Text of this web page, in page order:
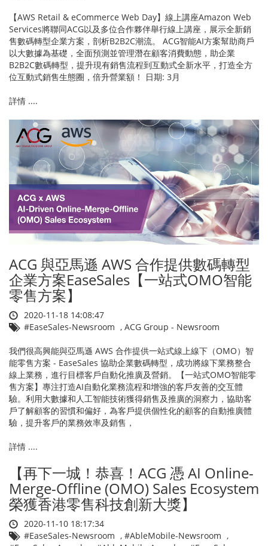
【AWS Retail & eCommerce Web Day】線上講座Amazon Web
Services將聯同ACG以及多位合作夥伴舉行線上講座，展示全新銷
售數碼轉型企業方案，剖析B2B2C潮流。 ACG智能AI方案幫助商戶
以大數據為基礎，全面預測並管理潛在顧客消費動態，助企業
B2B2C數碼轉型，提升現有銷售流程到互動式全新水平，打造全方
位互動式銷售生態圈，倍升營業額！ 日期: 3月
詳情 ....
ACG 與亞馬遜 AWS 合作提供數碼轉型
企業方案EaseSales【一站式OMO智能
零售方案】
2020-11-18 14:08:47
#EaseSales-Newsroom , ACG Group - Newsroom
我們很高興能與亞馬遜 AWS 合作提供一站式線上線下（OMO）智
能零售方案 - EaseSales 協助企業數碼轉型，成功將線下業務整合
線上業務，進行目標客戶自動化推廣及營銷。【一站式OMO智能零
售方案】專注打造AI自動化業務流程和增強的客戶友善的交互體
驗。利用大數據和人工智能技術獲得銷售及推廣的洞察力，協助客
戶了解顧客的習慣和偏好，為客戶提供個性化的顧客的自動推廣體
驗，提升客戶的業務效率及銷售，
詳情 ....
【再下一城！恭喜！ACG 憑 AI Online-
Merge-Offline (OMO) Sales Ecosystem
榮獲香港零售科技創新大獎】
2020-11-10 18:17:34
#EaseSales-Newsroom , #AbleMobile-Newsroom ,